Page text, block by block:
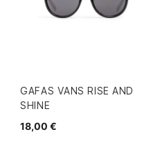
GAFAS VANS RISE AND
SHINE
18,00 €